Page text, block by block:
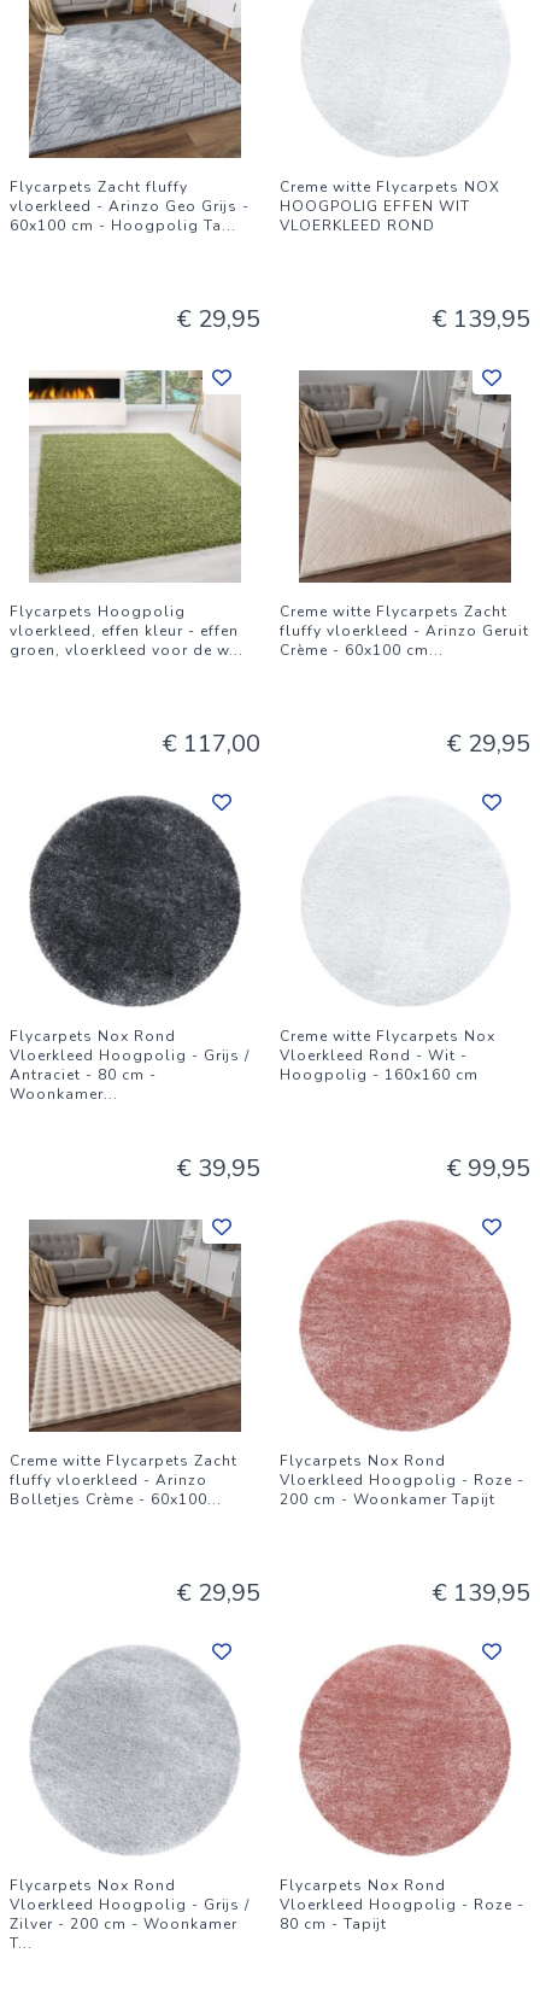
Flycarpets Zacht fluffy
vloerkleed - Arinzo Geo Grijs -
60x100 cm - Hoogpolig Ta...
€ 29,95
Creme witte Flycarpets NOX
HOOGPOLIG EFFEN WIT
VLOERKLEED ROND
€ 139,95
Flycarpets Hoogpolig
vloerkleed, effen kleur - effen
groen, vloerkleed voor de w...
€ 117,00
Creme witte Flycarpets Zacht
fluffy vloerkleed - Arinzo Geruit
Crème - 60x100 cm...
€ 29,95
Flycarpets Nox Rond
Vloerkleed Hoogpolig - Grijs /
Antraciet - 80 cm -
Woonkamer...
€ 39,95
Creme witte Flycarpets Nox
Vloerkleed Rond - Wit -
Hoogpolig - 160x160 cm
€ 99,95
Creme witte Flycarpets Zacht
fluffy vloerkleed - Arinzo
Bolletjes Crème - 60x100...
€ 29,95
Flycarpets Nox Rond
Vloerkleed Hoogpolig - Roze -
200 cm - Woonkamer Tapijt
€ 139,95
Flycarpets Nox Rond
Vloerkleed Hoogpolig - Grijs /
Zilver - 200 cm - Woonkamer
T...
Flycarpets Nox Rond
Vloerkleed Hoogpolig - Roze -
80 cm - Tapijt